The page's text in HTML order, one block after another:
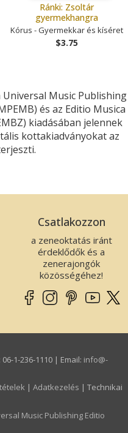
Ránki: Zsoltár
gyermekhangra
Kórus - Gyermekkar és kíséret
$3.75
Music Publishing
és az Editio Musica
kiadásában jelennek
kottakiadványokat az
Csatlakozzon
a zeneoktatás iránt
érdeklődők és a
zenerajongók
közösségéhez!
1-236-1110 | Email: info­@­
| Adatkezelés | Technikai
Music Publishing Editio